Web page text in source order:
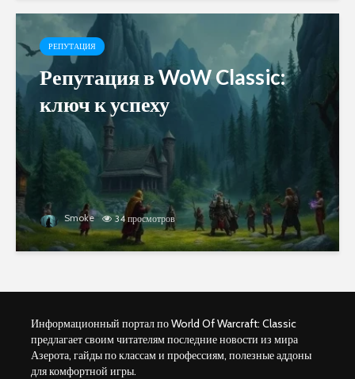
РЕПУТАЦИЯ
Репутация в WoW Classic:
ключ к успеху
Smoke 34 просмотров
Информационный портал по World Of Warcraft: Classic
предлагает своим читателям последние новости из мира
Азерота, гайды по классам и профессиям, полезные аддоны
для комфортной игры.